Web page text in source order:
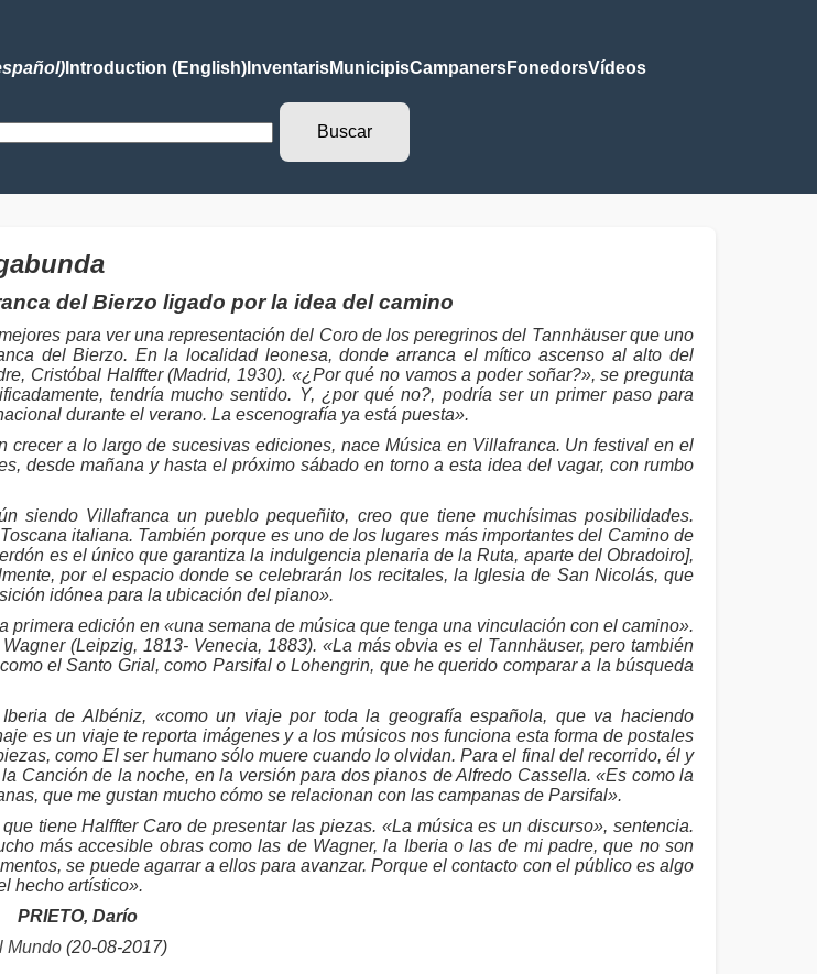
Introduction (English)InventarisMunicipisCampanersFonedorsVídeos
del Bierzo ligado por la idea del camino
para ver una representación del Coro de los peregrinos del Tannhäuser que uno
del Bierzo. En la localidad leonesa, donde arranca el mítico ascenso al alto del
Cristóbal Halffter (Madrid, 1930). «¿Por qué no vamos a poder soñar?», se pregunta
tendría mucho sentido. Y, ¿por qué no?, podría ser un primer paso para
durante el verano. La escenografía ya está puesta».
a lo largo de sucesivas ediciones, nace Música en Villafranca. Un festival en el
desde mañana y hasta el próximo sábado en torno a esta idea del vagar, con rumbo
siendo Villafranca un pueblo pequeñito, creo que tiene muchísimas posibilidades.
italiana. También porque es uno de los lugares más importantes del Camino de
es el único que garantiza la indulgencia plenaria de la Ruta, aparte del Obradoiro],
por el espacio donde se celebrarán los recitales, la Iglesia de San Nicolás, que
idónea para la ubicación del piano».
edición en «una semana de música que tenga una vinculación con el camino».
(Leipzig, 1813- Venecia, 1883). «La más obvia es el Tannhäuser, pero también
el Santo Grial, como Parsifal o Lohengrin, que he querido comparar a la búsqueda
de Albéniz, «como un viaje por toda la geografía española, que va haciendo
es un viaje te reporta imágenes y a los músicos nos funciona esta forma de postales
como El ser humano sólo muere cuando lo olvidan. Para el final del recorrido, él y
Canción de la noche, en la versión para dos pianos de Alfredo Cassella. «Es como la
que me gustan mucho cómo se relacionan con las campanas de Parsifal».
tiene Halffter Caro de presentar las piezas. «La música es un discurso», sentencia.
más accesible obras como las de Wagner, la Iberia o las de mi padre, que no son
se puede agarrar a ellos para avanzar. Porque el contacto con el público es algo
hecho artístico».
PRIETO, Darío
Mundo (20-08-2017)